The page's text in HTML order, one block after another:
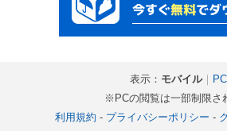
表示： モバイル｜
PC
※PCの閲覧は一部制限さ
利用規約 - プライバシーポリシー -